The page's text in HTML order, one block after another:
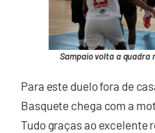
Sampaio volta a quadra
Para este duelo fora de
Basquete chega com a
Tudo graças ao excelente